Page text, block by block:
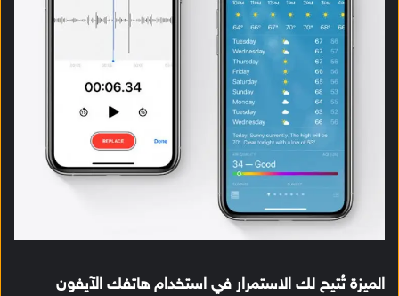
الميزة تُتيح لك الاستمرار في استخدام هاتفك الآيفون